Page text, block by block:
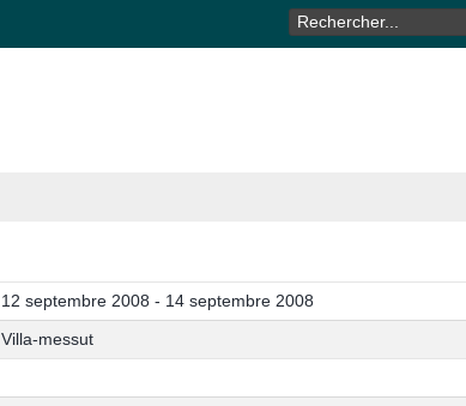
RECHERCHER :
12 septembre 2008 - 14 septembre 2008
Villa-messut